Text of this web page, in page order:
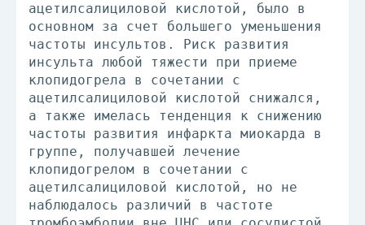
ацетилсалициловой кислотой, было в
основном за счет большего уменьшения
частоты инсультов. Риск развития
инсульта любой тяжести при приеме
клопидогрела в сочетании с
ацетилсалициловой кислотой снижался,
а также имелась тенденция к снижению
частоты развития инфаркта миокарда в
группе, получавшей лечение
клопидогрелом в сочетании с
ацетилсалициловой кислотой, но не
наблюдалось различий в частоте